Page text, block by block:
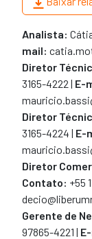
estas
questões de
o pagamento
sofrer
impactando
tipo de ativo.
Analista:
mail:
Diretor
3165-4222 | E-
Diretor
3165-4224 | E-
Diretor
Contato: +55
Gerente de
97865-4221 |